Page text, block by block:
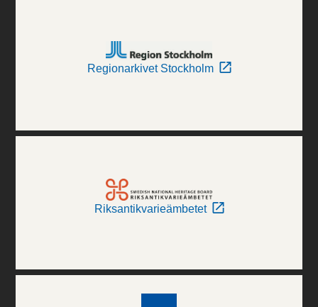
Regionarkivet Stockholm
Riksantikvarieämbetet